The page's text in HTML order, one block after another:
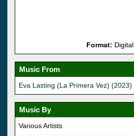
Format: Digital
Music From
Eva Lasting (La Primera Vez) (2023)
Music By
Various Artists